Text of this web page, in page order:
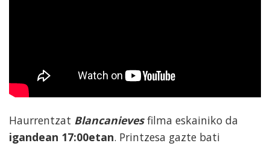
Haurrentzat Blancanieves filma eskainiko da
igandean 17:00etan. Printzesa gazte bati